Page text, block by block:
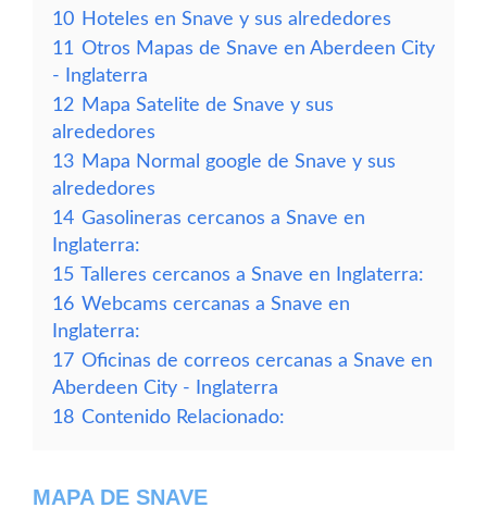
10 Hoteles en Snave y sus alrededores
11 Otros Mapas de Snave en Aberdeen City
- Inglaterra
12 Mapa Satelite de Snave y sus
alrededores
13 Mapa Normal google de Snave y sus
alrededores
14 Gasolineras cercanos a Snave en
Inglaterra:
15 Talleres cercanos a Snave en Inglaterra:
16 Webcams cercanas a Snave en
Inglaterra:
17 Oficinas de correos cercanas a Snave en
Aberdeen City - Inglaterra
18 Contenido Relacionado:
MAPA DE SNAVE